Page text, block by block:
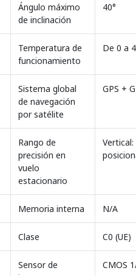
Ángulo máximo
de inclinación
40°
Temperatura de
funcionamiento
De 0 a
Sistema global
de navegación
por satélite
GPS +
Rango de
precisión en
vuelo
estacionario
Memoria interna N/A
Clase C0 (UE)
Sensor de
CMOS